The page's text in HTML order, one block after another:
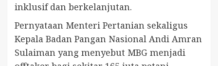
inklusif dan berkelanjutan.
Pernyataan Menteri Pertanian sekaligus
Kepala Badan Pangan Nasional Andi Amran
Sulaiman yang menyebut MBG menjadi